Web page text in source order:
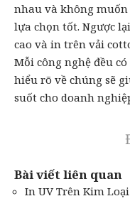
nhau và không
lựa chọn tốt. Ngược
cao và in trên vải
Mỗi công nghệ đều
hiểu rõ về chúng sẽ
suốt cho doanh
Bài viết liên quan
In UV Trên Kim